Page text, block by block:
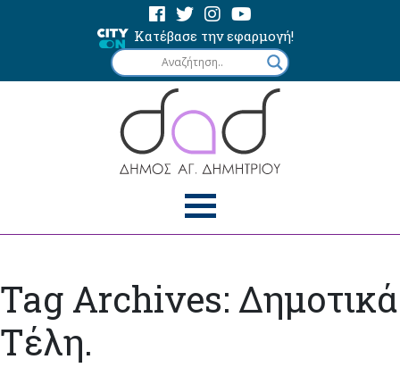
Κατέβασε την εφαρμογή!
Tag Archives: Δημοτικά
Τέλη.